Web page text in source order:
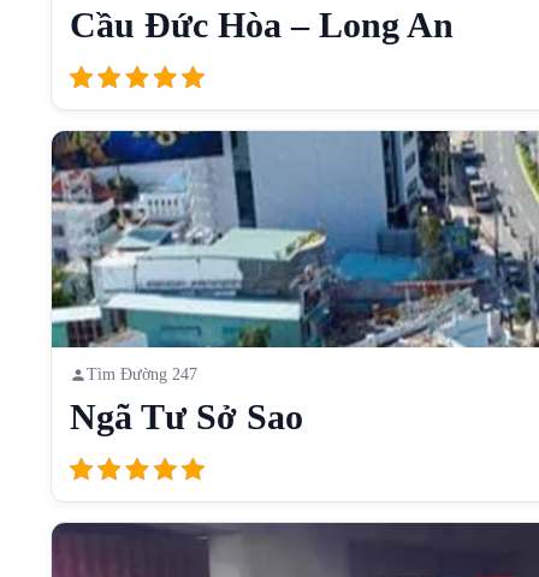
Cầu Đức Hòa – Long An
Tìm Đường 247
Ngã Tư Sở Sao